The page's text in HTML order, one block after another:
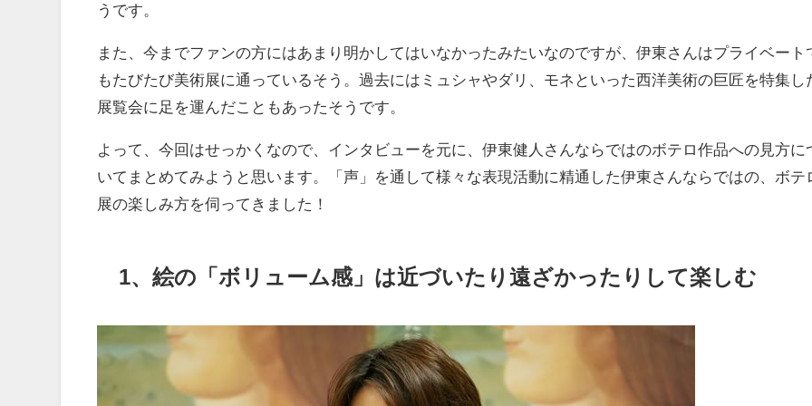
うです。
また、今までファンの方にはあまり明かしてはいなかったみたいなのですが、伊東さんはプライベート
もたびたび美術展に通っているそう。過去にはミュシャやダリ、モネといった西洋美術の巨匠を特集し
展覧会に足を運んだこともあったそうです。
よって、今回はせっかくなので、インタビューを元に、伊東健人さんならではのボテロ作品への見方に
いてまとめてみようと思います。「声」を通して様々な表現活動に精通した伊東さんならではの、ボテ
展の楽しみ方を伺ってきました！
1、絵の「ボリューム感」は近づいたり遠ざかったりして楽しむ